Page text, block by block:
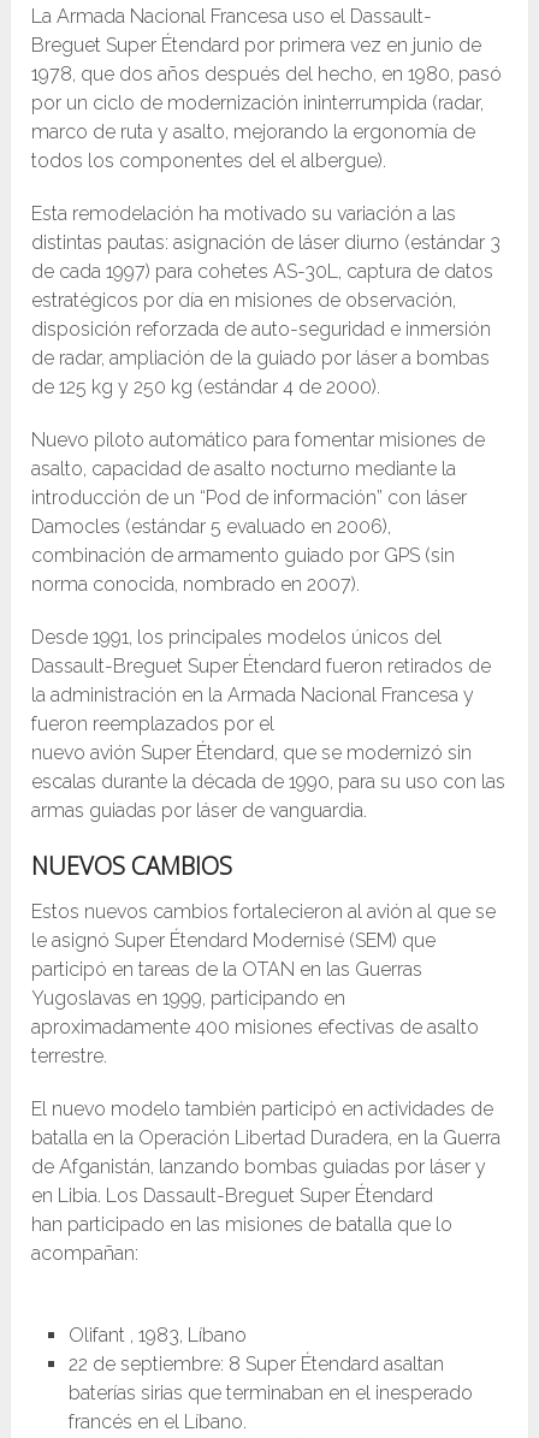
La Armada Nacional Francesa uso el Dassault-
Breguet Super Étendard por primera vez en junio de
1978, que dos años después del hecho, en 1980, pasó
por un ciclo de modernización ininterrumpida (radar,
marco de ruta y asalto, mejorando la ergonomía de
todos los componentes del el albergue).
Esta remodelación ha motivado su variación a las
distintas pautas: asignación de láser diurno (estándar 3
de cada 1997) para cohetes AS-30L, captura de datos
estratégicos por día en misiones de observación,
disposición reforzada de auto-seguridad e inmersión
de radar, ampliación de la guiado por láser a bombas
de 125 kg y 250 kg (estándar 4 de 2000).
Nuevo piloto automático para fomentar misiones de
asalto, capacidad de asalto nocturno mediante la
introducción de un “Pod de información” con láser
Damocles (estándar 5 evaluado en 2006),
combinación de armamento guiado por GPS (sin
norma conocida, nombrado en 2007).
Desde 1991, los principales modelos únicos del
Dassault-Breguet Super Étendard fueron retirados de
la administración en la Armada Nacional Francesa y
fueron reemplazados por el
nuevo avión Super Étendard, que se modernizó sin
escalas durante la década de 1990, para su uso con las
armas guiadas por láser de vanguardia.
NUEVOS CAMBIOS
Estos nuevos cambios fortalecieron al avión al que se
le asignó Super Étendard Modernisé (SEM) que
participó en tareas de la OTAN en las Guerras
Yugoslavas en 1999, participando en
aproximadamente 400 misiones efectivas de asalto
terrestre.
El nuevo modelo también participó en actividades de
batalla en la Operación Libertad Duradera, en la Guerra
de Afganistán, lanzando bombas guiadas por láser y
en Libia. Los Dassault-Breguet Super Étendard
han participado en las misiones de batalla que lo
acompañan:
Olifant , 1983, Líbano
22 de septiembre: 8 Super Étendard asaltan
baterías sirias que terminaban en el inesperado
francés en el Líbano.